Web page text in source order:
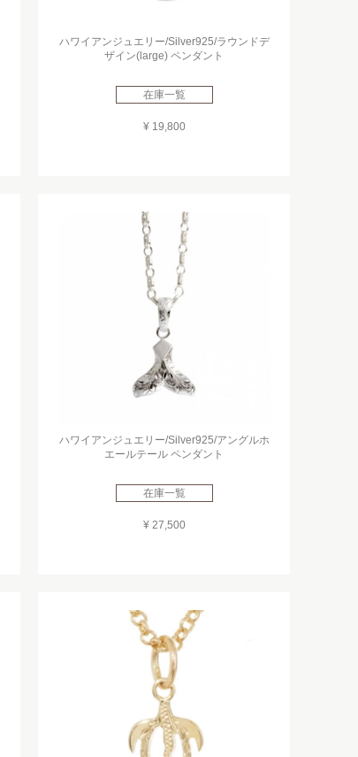
ハワイアンジュエリー/Silver925/ラウンドデ
ザイン(large) ペンダント
在庫一覧
¥ 19,800
ハワイアンジュエリー/Silver925/アングルホ
エールテール ペンダント
在庫一覧
¥ 27,500